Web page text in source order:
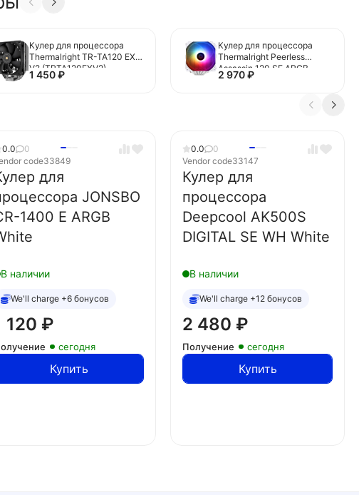
Кулер для процессора
Thermalright TR-TA120 EX
V2 (TRTA120EXV2)
1 450₽
Кулер для процессора
Thermalright Peerless
Assassin 120 SE ARGB
White (TRPA120SEAW)
2 970₽
0.0
0
code33849
для
JONSBO
1400 E ARGB
В наличии
We'll charge +6 бонусов
120 ₽
сегодня
Купить
0.0
0
Vendor code33147
Кулер для
процессора
Deepcool AK500S
DIGITAL SE WH White
В наличии
We'll charge +12 бонусов
2 480 ₽
Получение сегодня
Купить